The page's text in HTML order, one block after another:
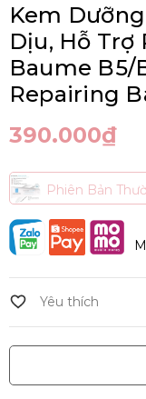
Kem
Dịu, Hỗ Trợ
Baume B5/
Repairing
390.000₫
Phiên Bản